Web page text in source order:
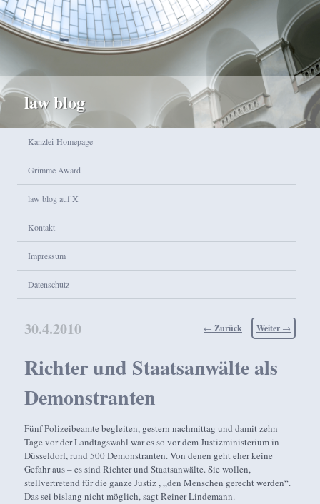
law blog
Zum Inhalt wechseln
Zum sekundären Inhalt wechseln
Kanzlei-Homepage
Grimme Award
law blog auf X
Kontakt
Impressum
Datenschutz
Beitragsnavigation
← Zurück Weiter →
Richter und Staatsanwälte als
Demonstranten
30.4.2010
Fünf Polizeibeamte begleiten, gestern nachmittag und damit zehn
Tage vor der Landtagswahl war es so vor dem Justizministerium in
Düsseldorf, rund 500 Demonstranten. Von denen geht eher keine
Gefahr aus – es sind Richter und Staatsanwälte. Sie wollen,
stellvertretend für die ganze Justiz , „den Menschen gerecht werden“.
Das sei bislang nicht möglich, sagt Reiner Lindemann.